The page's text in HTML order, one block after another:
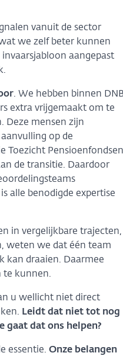
vanuit de sector
we zelf beter kunnen
aangepast
. We hebben binnen
extra vrijgemaakt om te
Deze mensen zijn
op de
Toezicht Pensioenfondsen
de transitie. Daardoor
alle benodigde expertise
in vergelijkbare trajecten,
weten we dat één team
kan draaien. Daarmee
te kunnen.
u wellicht niet direct
Leidt dat niet tot nog
gaat dat ons helpen?
essentie. Onze belangen